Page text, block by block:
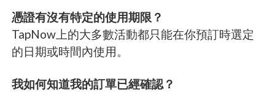
憑證有沒有特定的使用期限？
TapNow上的大多數活動都只能在你預訂時選定
的日期或時間內使用。
我如何知道我的訂單已經確認？